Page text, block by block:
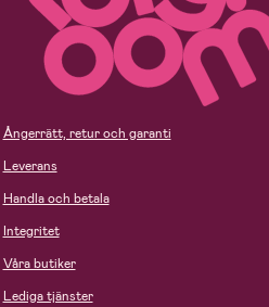
Ångerrätt, retur och garanti
Leverans
Handla och betala
Integritet
Våra butiker
Lediga tjänster